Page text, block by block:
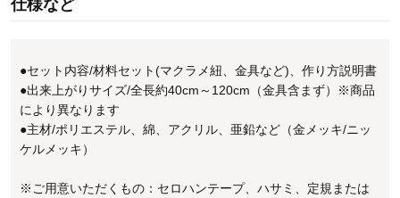
仕様など
●セット内容/材料セット(マクラメ紐、金具など)、作り方説明書
●出来上がりサイズ/全長約40cm～120cm（金具含まず）※商品
により異なります
●主材/ポリエステル、綿、アクリル、亜鉛など（金メッキ/ニッ
ケルメッキ）
※ご用意いただくもの：セロハンテープ、ハサミ、定規または